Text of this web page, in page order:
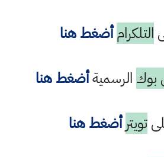
التلكرام أضغط هنا
بوك الرسميةأضغط هنا
تويتر أضغط هنا